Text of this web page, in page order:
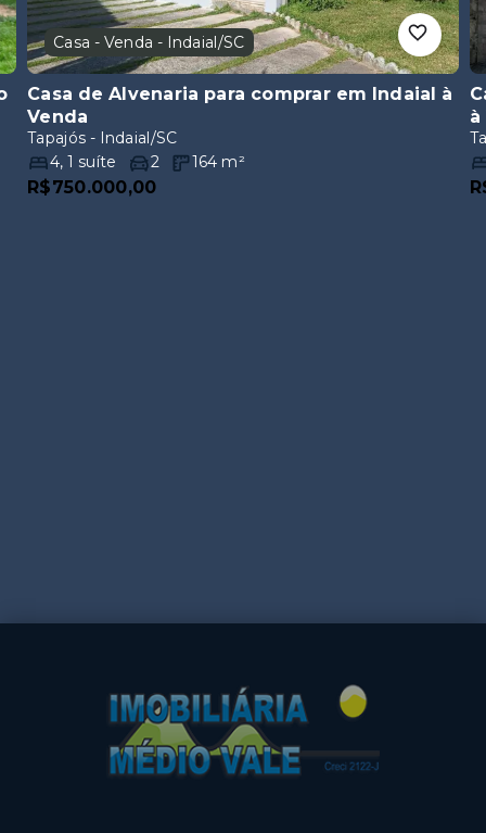
Casa - Venda - Indaial/SC
Casa de Alvenaria para comprar em Indaial
à
Venda
Tapajós - Indaial/SC
4,1 suíte 2 164 m²
R$750.000,00
à